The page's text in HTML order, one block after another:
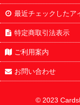
最近チェックしたア
特定商取引法表示
ご利用案内
お問い合わせ
© 2023